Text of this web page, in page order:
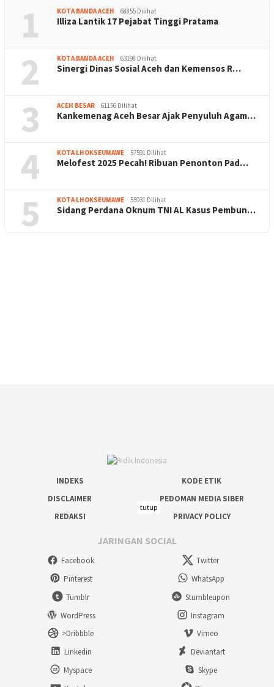
1 KOTA BANDA ACEH 68855 Dilihat
Illiza Lantik 17 Pejabat Tinggi Pratama
2 KOTA BANDA ACEH 63198 Dilihat
Sinergi Dinas Sosial Aceh dan Kemensos R…
3 ACEH BESAR 61156 Dilihat
Kankemenag Aceh Besar Ajak Penyuluh Agam…
4 KOTA LHOKSEUMAWE 57591 Dilihat
Melofest 2025 Pecah! Ribuan Penonton Pad…
5 KOTA LHOKSEUMAWE 55931 Dilihat
Sidang Perdana Oknum TNI AL Kasus Pembun…
INDEKS
KODE ETIK
DISCLAIMER
PEDOMAN MEDIA SIBER
REDAKSI
PRIVACY POLICY
JARINGAN SOCIAL
Facebook
Twitter
Pinterest
WhatsApp
Tumblr
Stumbleupon
WordPress
Instagram
>Dribbble
Vimeo
Linkedin
Deviantart
Myspace
Skype
tutup